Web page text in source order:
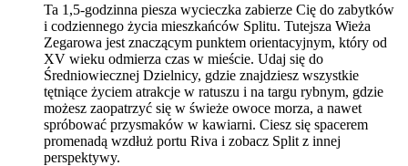
Ta 1,5-godzinna piesza wycieczka zabierze Cię do zabytków
i codziennego życia mieszkańców Splitu. Tutejsza Wieża
Zegarowa jest znaczącym punktem orientacyjnym, który od
XV wieku odmierza czas w mieście. Udaj się do
Średniowiecznej Dzielnicy, gdzie znajdziesz wszystkie
tętniące życiem atrakcje w ratuszu i na targu rybnym, gdzie
możesz zaopatrzyć się w świeże owoce morza, a nawet
spróbować przysmaków w kawiarni. Ciesz się spacerem
promenadą wzdłuż portu Riva i zobacz Split z innej
perspektywy.